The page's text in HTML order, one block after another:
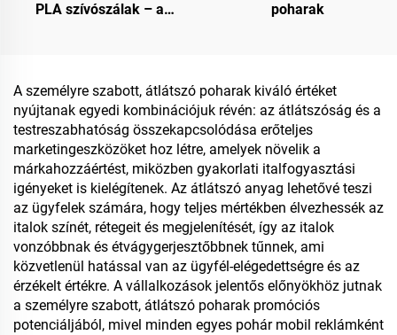
PLA szívószálak – a
poharak
A személyre szabott, átlátszó poharak kiváló értéket
nyújtanak egyedi kombinációjuk révén: az átlátszóság és a
testreszabhatóság összekapcsolódása erőteljes
marketingeszközöket hoz létre, amelyek növelik a
márkahozzáértést, miközben gyakorlati italfogyasztási
igényeket is kielégítenek. Az átlátszó anyag lehetővé teszi
az ügyfelek számára, hogy teljes mértékben élvezhessék az
italok színét, rétegeit és megjelenítését, így az italok
vonzóbbnak és étvágygerjesztőbbnek tűnnek, ami
közvetlenül hatással van az ügyfél-elégedettségre és az
érzékelt értékre. A vállalkozások jelentős előnyökhöz jutnak
a személyre szabott, átlátszó poharak promóciós
potenciáljából, mivel minden egyes pohár mobil reklámként